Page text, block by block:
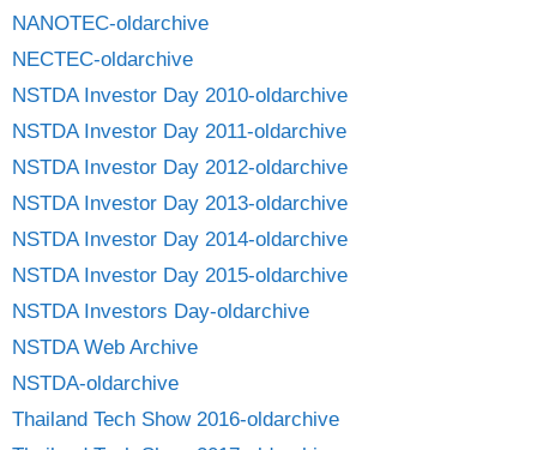
NANOTEC-oldarchive
NECTEC-oldarchive
NSTDA Investor Day 2010-oldarchive
NSTDA Investor Day 2011-oldarchive
NSTDA Investor Day 2012-oldarchive
NSTDA Investor Day 2013-oldarchive
NSTDA Investor Day 2014-oldarchive
NSTDA Investor Day 2015-oldarchive
NSTDA Investors Day-oldarchive
NSTDA Web Archive
NSTDA-oldarchive
Thailand Tech Show 2016-oldarchive